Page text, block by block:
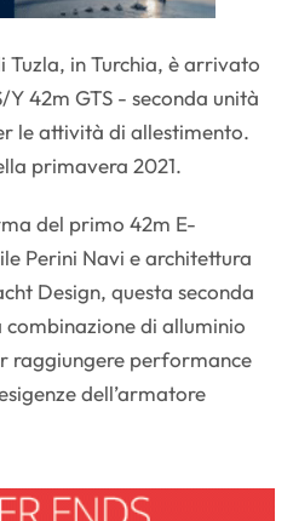
Tuzla, in Turchia, è arrivato
42m GTS - seconda unità
le attività di allestimento.
primavera 2021.
del primo 42m E-
Perini Navi e architettura
Design, questa seconda
di alluminio
raggiungere performance
dell’armatore